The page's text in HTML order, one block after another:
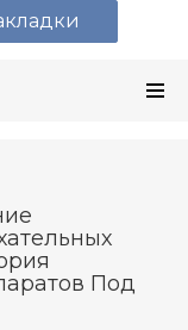
Под